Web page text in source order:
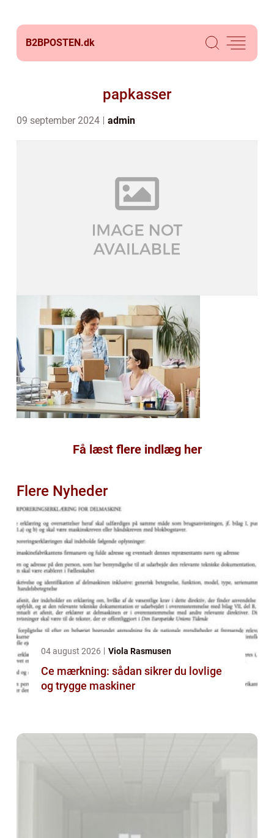
B2BPOSTEN.dk
papkasser
09 september 2024 admin
Få læst flere indlæg her
Flere Nyheder
04 august 2026 Viola Rasmusen
Ce mærkning: sådan sikrer du lovlige
og trygge maskiner